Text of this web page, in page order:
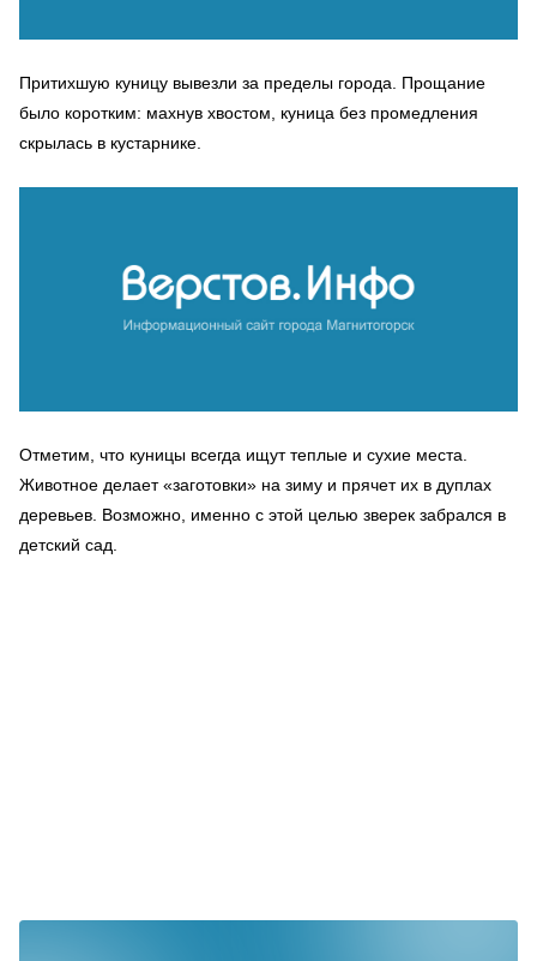
Притихшую куницу вывезли за пределы города. Прощание
было коротким: махнув хвостом, куница без промедления
скрылась в кустарнике.
Отметим, что куницы всегда ищут теплые и сухие места.
Животное делает «заготовки» на зиму и прячет их в дуплах
деревьев. Возможно, именно с этой целью зверек забрался в
детский сад.